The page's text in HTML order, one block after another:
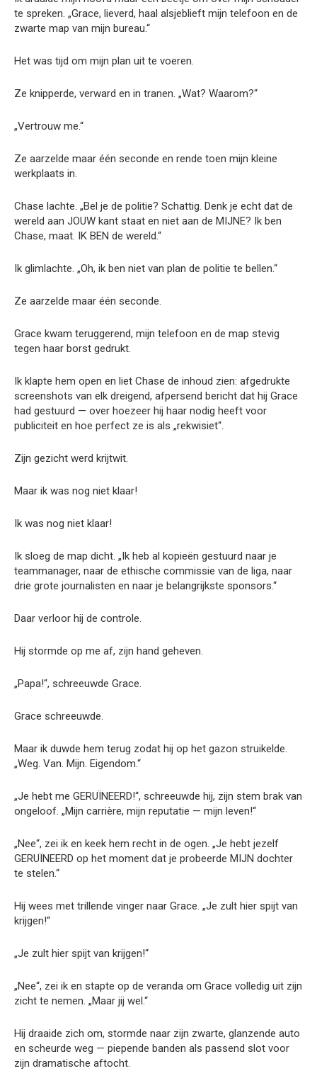
te spreken. „Grace, lieverd, haal alsjeblieft mijn telefoon en de
zwarte map van mijn bureau.“
Het was tijd om mijn plan uit te voeren.
Ze knipperde, verward en in tranen. „Wat? Waarom?“
„Vertrouw me.“
Ze aarzelde maar één seconde en rende toen mijn kleine
werkplaats in.
Chase lachte. „Bel je de politie? Schattig. Denk je echt dat de
wereld aan JOUW kant staat en niet aan de MIJNE? Ik ben
Chase, maat. IK BEN de wereld.“
Ik glimlachte. „Oh, ik ben niet van plan de politie te bellen.“
Ze aarzelde maar één seconde.
Grace kwam teruggerend, mijn telefoon en de map stevig
tegen haar borst gedrukt.
Ik klapte hem open en liet Chase de inhoud zien: afgedrukte
screenshots van elk dreigend, afpersend bericht dat hij Grace
had gestuurd — over hoezeer hij haar nodig heeft voor
publiciteit en hoe perfect ze is als „rekwisiet“.
Zijn gezicht werd krijtwit.
Maar ik was nog niet klaar!
Ik was nog niet klaar!
Ik sloeg de map dicht. „Ik heb al kopieën gestuurd naar je
teammanager, naar de ethische commissie van de liga, naar
drie grote journalisten en naar je belangrijkste sponsors.“
Daar verloor hij de controle.
Hij stormde op me af, zijn hand geheven.
„Papa!“, schreeuwde Grace.
Grace schreeuwde.
Maar ik duwde hem terug zodat hij op het gazon struikelde.
„Weg. Van. Mijn. Eigendom.“
„Je hebt me GERUÏNEERD!“, schreeuwde hij, zijn stem brak van
ongeloof. „Mijn carrière, mijn reputatie — mijn leven!“
„Nee“, zei ik en keek hem recht in de ogen. „Je hebt jezelf
GERUÏNEERD op het moment dat je probeerde MIJN dochter
te stelen.“
Hij wees met trillende vinger naar Grace. „Je zult hier spijt van
krijgen!“
„Je zult hier spijt van krijgen!“
„Nee“, zei ik en stapte op de veranda om Grace volledig uit zijn
zicht te nemen. „Maar jij wel.“
Hij draaide zich om, stormde naar zijn zwarte, glanzende auto
en scheurde weg — piepende banden als passend slot voor
zijn dramatische aftocht.